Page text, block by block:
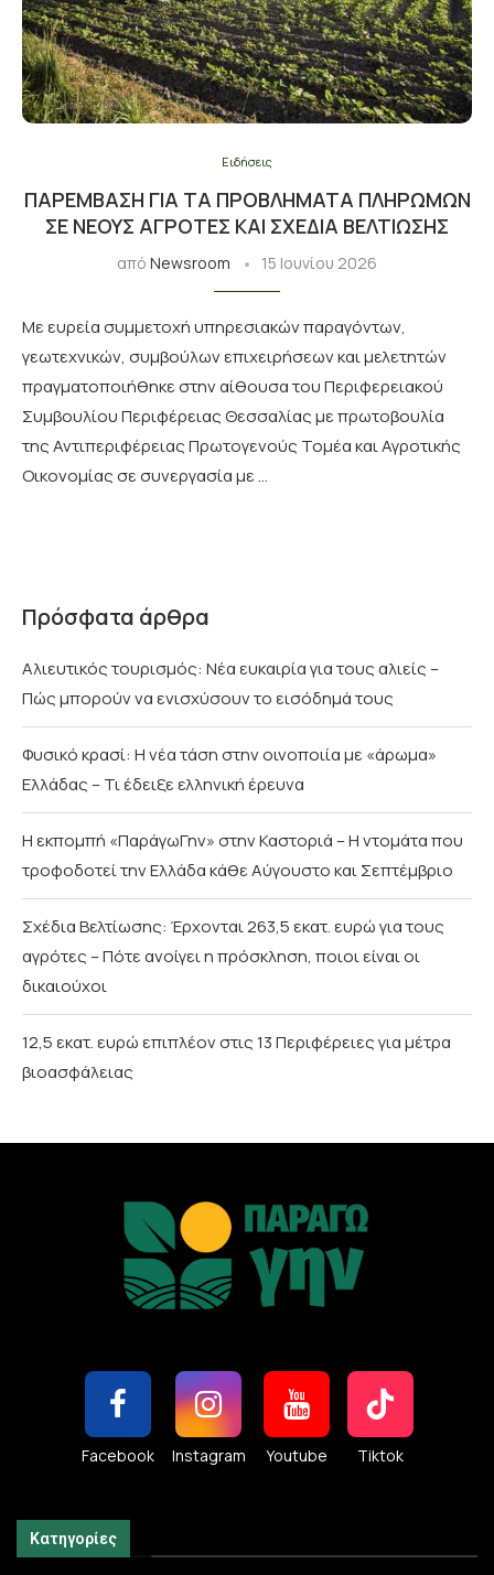
Ειδήσεις
ΠΑΡΈΜΒΑΣΗ ΓΙΑ ΤΑ ΠΡΟΒΛΉΜΑΤΑ ΠΛΗΡΩΜΏΝ
ΣΕ ΝΈΟΥΣ ΑΓΡΌΤΕΣ ΚΑΙ ΣΧΈΔΙΑ ΒΕΛΤΊΩΣΗΣ
από Newsroom 15 Ιουνίου 2026
Με ευρεία συμμετοχή υπηρεσιακών παραγόντων,
γεωτεχνικών, συμβούλων επιχειρήσεων και μελετητών
πραγματοποιήθηκε στην αίθουσα του Περιφερειακού
Συμβουλίου Περιφέρειας Θεσσαλίας με πρωτοβουλία
της Αντιπεριφέρειας Πρωτογενούς Τομέα και Αγροτικής
Οικονομίας σε συνεργασία με …
Πρόσφατα άρθρα
Αλιευτικός τουρισμός: Νέα ευκαιρία για τους αλιείς –
Πώς μπορούν να ενισχύσουν το εισόδημά τους
Φυσικό κρασί: Η νέα τάση στην οινοποιία με «άρωμα»
Ελλάδας – Τι έδειξε ελληνική έρευνα
Η εκπομπή «ΠαράγωΓην» στην Καστοριά – Η ντομάτα που
τροφοδοτεί την Ελλάδα κάθε Αύγουστο και Σεπτέμβριο
Σχέδια Βελτίωσης: Έρχονται 263,5 εκατ. ευρώ για τους
αγρότες – Πότε ανοίγει η πρόσκληση, ποιοι είναι οι
δικαιούχοι
12,5 εκατ. ευρώ επιπλέον στις 13 Περιφέρειες για μέτρα
βιοασφάλειας
Facebook Instagram Youtube Tiktok
Κατηγορίες